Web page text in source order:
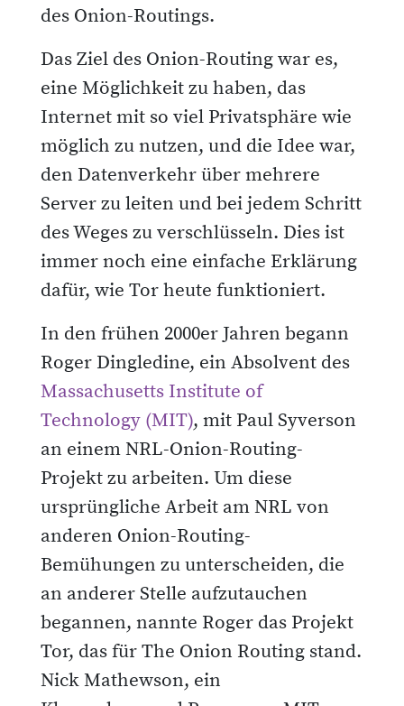
des Onion-Routings.
Das Ziel des Onion-Routing war es,
eine Möglichkeit zu haben, das
Internet mit so viel Privatsphäre wie
möglich zu nutzen, und die Idee war,
den Datenverkehr über mehrere
Server zu leiten und bei jedem Schritt
des Weges zu verschlüsseln. Dies ist
immer noch eine einfache Erklärung
dafür, wie Tor heute funktioniert.
In den frühen 2000er Jahren begann
Roger Dingledine, ein Absolvent des
Massachusetts Institute of
Technology (MIT), mit Paul Syverson
an einem NRL-Onion-Routing-
Projekt zu arbeiten. Um diese
ursprüngliche Arbeit am NRL von
anderen Onion-Routing-
Bemühungen zu unterscheiden, die
an anderer Stelle aufzutauchen
begannen, nannte Roger das Projekt
Tor, das für The Onion Routing stand.
Nick Mathewson, ein